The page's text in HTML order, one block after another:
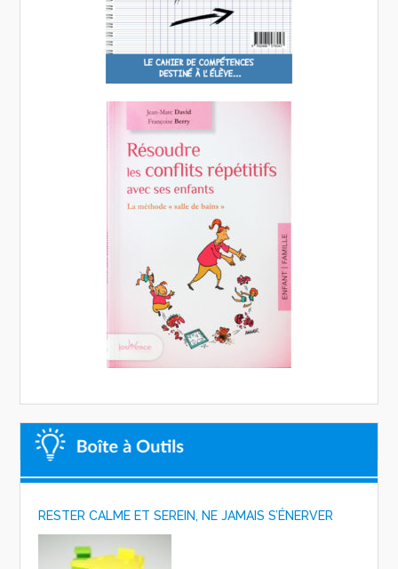
RESTER CALME ET SEREIN, NE JAMAIS S’ÉNERVER